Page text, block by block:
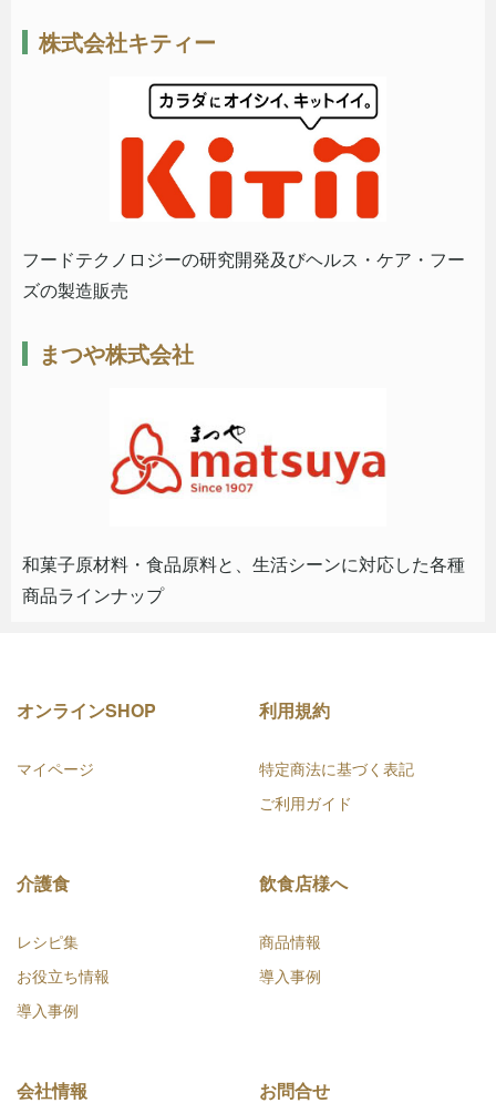
株式会社キティー
フードテクノロジーの研究開発及びヘルス・ケア・フー
ズの製造販売
まつや株式会社
和菓子原材料・食品原料と、生活シーンに対応した各種
商品ラインナップ
オンラインSHOP
マイページ
利用規約
特定商法に基づく表記
ご利用ガイド
介護食
レシピ集
お役立ち情報
導入事例
飲食店様へ
商品情報
導入事例
会社情報 お問合せ